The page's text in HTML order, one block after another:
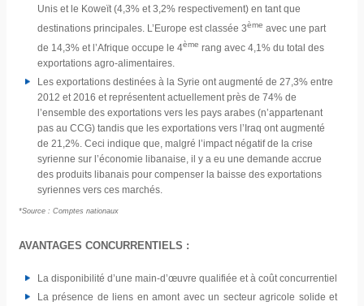
Unis et le Koweït (4,3% et 3,2% respectivement) en tant que
destinations principales. L’Europe est classée 3ème avec une part
de 14,3% et l’Afrique occupe le 4ème rang avec 4,1% du total des
exportations agro-alimentaires.
Les exportations destinées à la Syrie ont augmenté de 27,3% entre
2012 et 2016 et représentent actuellement près de 74% de
l’ensemble des exportations vers les pays arabes (n’appartenant
pas au CCG) tandis que les exportations vers l’Iraq ont augmenté
de 21,2%. Ceci indique que, malgré l’impact négatif de la crise
syrienne sur l’économie libanaise, il y a eu une demande accrue
des produits libanais pour compenser la baisse des exportations
syriennes vers ces marchés.
*Source : Comptes nationaux
AVANTAGES CONCURRENTIELS :
La disponibilité d’une main-d’œuvre qualifiée et à coût concurrentiel
La présence de liens en amont avec un secteur agricole solide et